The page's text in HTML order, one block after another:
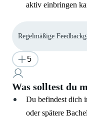
aktiv einbringen
Regelmäßige
5
Was solltest du
Du befindest dich
oder spätere